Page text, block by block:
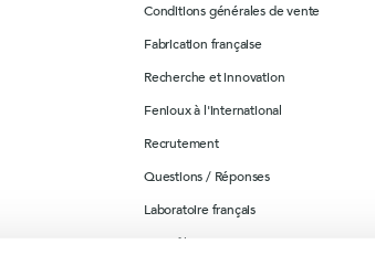
Conditions générales de vente
Fabrication française
Recherche et innovation
Fenioux à l'international
Recrutement
Questions / Réponses
Laboratoire français
Contrôle & suivi